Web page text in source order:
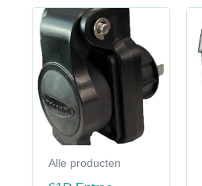
Alle producten